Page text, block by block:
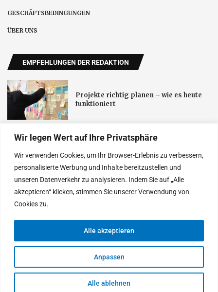
Wir legen Wert auf Ihre Privatsphäre
Wir verwenden Cookies, um Ihr Browser-Erlebnis zu verbessern,
personalisierte Werbung und Inhalte bereitzustellen und
unseren Datenverkehr zu analysieren. Indem Sie auf „Alle
akzeptieren“ klicken, stimmen Sie unserer Verwendung von
Cookies zu.
Anpassen
Alle ablehnen
Alle akzeptieren
GESCHÄFTSBEDINGUNGEN
ÜBER UNS
EMPFEHLUNGEN DER REDAKTION
Projekte richtig planen – wie es heute
funktioniert
Verstehen, Wie Fahrzeugsysteme Bei
Praktischer Blick Aus Der Werkstatt
Smarte Beratungsansätze Für
© 2025 Heutethemen. Entworfen von Tages Neu